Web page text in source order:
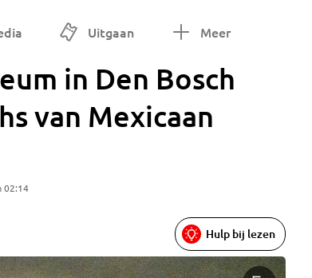
Uitgaan Meer
in Den Bosch
van Mexicaan
02:14
Hulp bij lezen